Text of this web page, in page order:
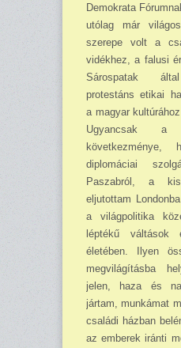
Demokrata
utólag már
szerepe volt a
vidékhez, a falusi
Sárospatak
protestáns etikai
a magyar
Ugyancsak a
diplomáciai
Paszabról, a
eljutottam
a világpolitika
léptékű váltások
életében. Ilyen
megvilágításba
jelen, haza és
jártam, munkámat
családi házban
az emberek iránti